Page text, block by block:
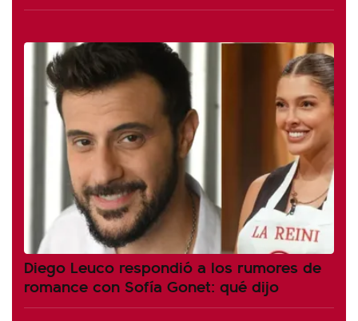
Diego Leuco respondió a los rumores de
romance con Sofía Gonet: qué dijo